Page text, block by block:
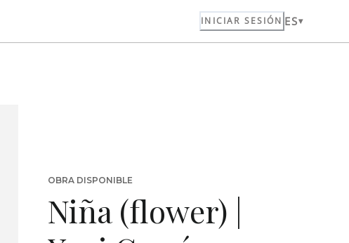
INICIAR SESIÓN ES
OBRA DISPONIBLE
Niña (flower) |